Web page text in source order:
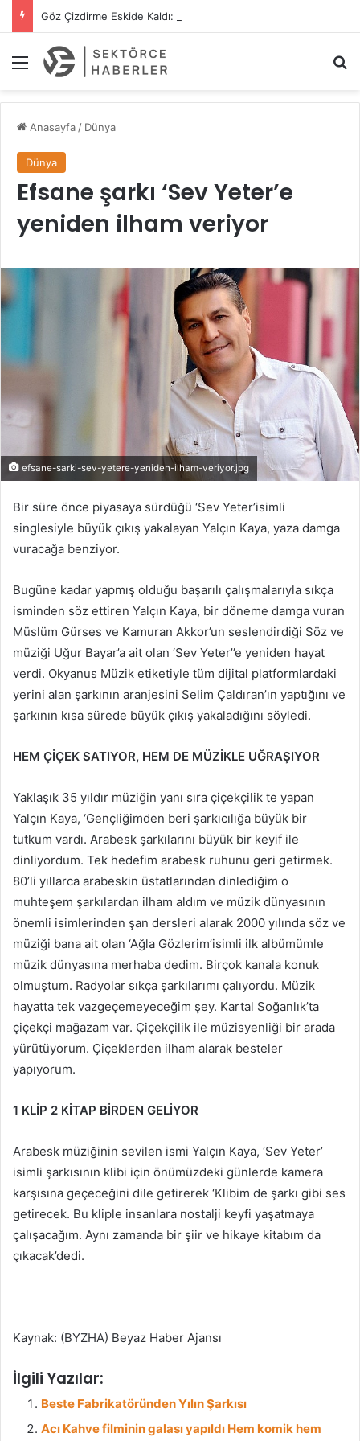
Menü
Anasayfa/ Dünya
Dünya
Efsane şarkı ‘Sev Yeter’e
yeniden ilham veriyor
efsane-sarki-sev-yetere-yeniden-ilham-veriyor.jpg
Bir süre önce piyasaya sürdüğü ‘Sev Yeter’isimli
singlesiyle büyük çıkış yakalayan Yalçın Kaya, yaza damga
vuracağa benziyor.
Bugüne kadar yapmış olduğu başarılı çalışmalarıyla sıkça
isminden söz ettiren Yalçın Kaya, bir döneme damga vuran
Müslüm Gürses ve Kamuran Akkor’un seslendirdiği Söz ve
müziği Uğur Bayar’a ait olan ‘Sev Yeter’’e yeniden hayat
verdi. Okyanus Müzik etiketiyle tüm dijital platformlardaki
yerini alan şarkının aranjesini Selim Çaldıran’ın yaptığını ve
şarkının kısa sürede büyük çıkış yakaladığını söyledi.
HEM ÇİÇEK SATIYOR, HEM DE MÜZİKLE UĞRAŞIYOR
Yaklaşık 35 yıldır müziğin yanı sıra çiçekçilik te yapan
Yalçın Kaya, ‘Gençliğimden beri şarkıcılığa büyük bir
tutkum vardı. Arabesk şarkılarını büyük bir keyif ile
dinliyordum. Tek hedefim arabesk ruhunu geri getirmek.
80’li yıllarca arabeskin üstatlarından dinlediğim o
muhteşem şarkılardan ilham aldım ve müzik dünyasının
önemli isimlerinden şan dersleri alarak 2000 yılında söz ve
müziği bana ait olan ‘Ağla Gözlerim’isimli ilk albümümle
müzik dünyasına merhaba dedim. Birçok kanala konuk
olmuştum. Radyolar sıkça şarkılarımı çalıyordu. Müzik
hayatta tek vazgeçemeyeceğim şey. Kartal Soğanlık’ta
çiçekçi mağazam var. Çiçekçilik ile müzisyenliği bir arada
yürütüyorum. Çiçeklerden ilham alarak besteler
yapıyorum.
1 KLİP 2 KİTAP BİRDEN GELİYOR
Arabesk müziğinin sevilen ismi Yalçın Kaya, ‘Sev Yeter’
isimli şarkısının klibi için önümüzdeki günlerde kamera
karşısına geçeceğini dile getirerek ‘Klibim de şarkı gibi ses
getirecek. Bu kliple insanlara nostalji keyfi yaşatmaya
çalışacağım. Aynı zamanda bir şiir ve hikaye kitabım da
çıkacak’dedi.
Kaynak: (BYZHA) Beyaz Haber Ajansı
İlgili Yazılar:
Beste Fabrikatöründen Yılın Şarkısı
Acı Kahve filminin galası yapıldı Hem komik hem